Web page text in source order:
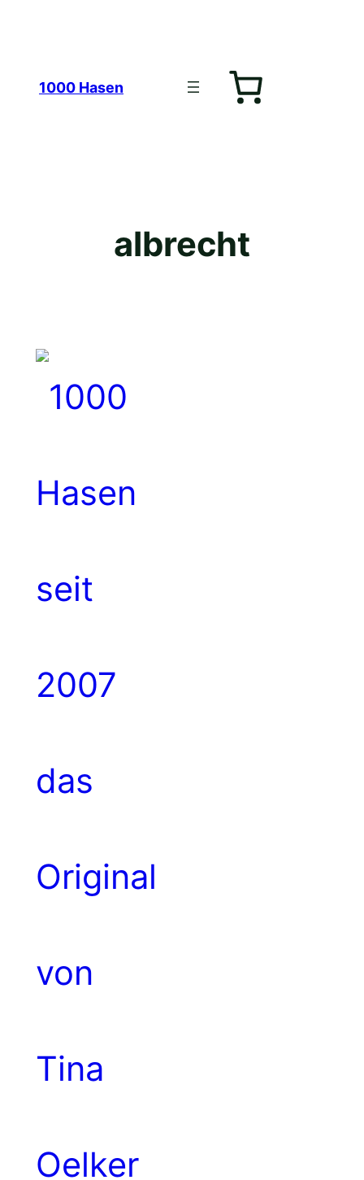
springen
1000 Hasen
albrecht